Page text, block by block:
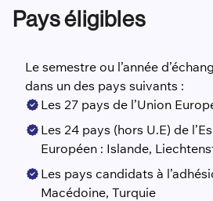
Pays éligibles
Le semestre ou l’année
dans un des pays suivants :
Les 27 pays de l’Union
Les 24 pays (hors U.E) de
Européen : Islande,
Les pays candidats à
Macédoine, Turquie